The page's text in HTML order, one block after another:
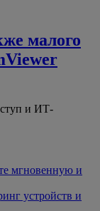
малого
и ИТ-
мгновенную и
устройств и